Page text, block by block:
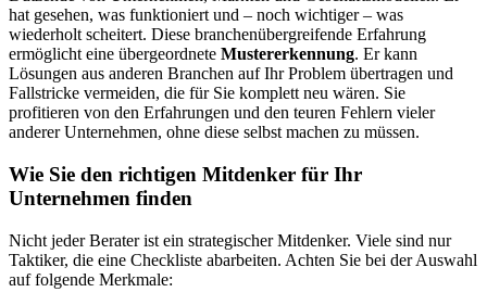
hat gesehen, was funktioniert und – noch wichtiger – was
wiederholt scheitert. Diese branchenübergreifende Erfahrung
ermöglicht eine übergeordnete Mustererkennung. Er kann
Lösungen aus anderen Branchen auf Ihr Problem übertragen und
Fallstricke vermeiden, die für Sie komplett neu wären. Sie
profitieren von den Erfahrungen und den teuren Fehlern vieler
anderer Unternehmen, ohne diese selbst machen zu müssen.
Wie Sie den richtigen Mitdenker für Ihr
Unternehmen finden
Nicht jeder Berater ist ein strategischer Mitdenker. Viele sind nur
Taktiker, die eine Checkliste abarbeiten. Achten Sie bei der Auswahl
auf folgende Merkmale: